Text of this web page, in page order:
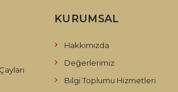
çikolataları, incelikle hazırlanmış ve
tatlarla doludur. Her bir pralin, özel
KURUMSAL
Hakkımızda
Değerlerimiz
Bilgi Toplumu Hizmetleri